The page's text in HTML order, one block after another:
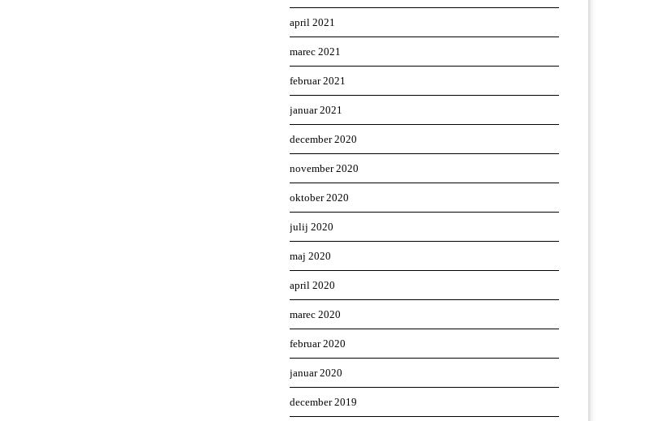
april 2021
marec 2021
februar 2021
januar 2021
december 2020
november 2020
oktober 2020
julij 2020
maj 2020
april 2020
marec 2020
februar 2020
januar 2020
december 2019